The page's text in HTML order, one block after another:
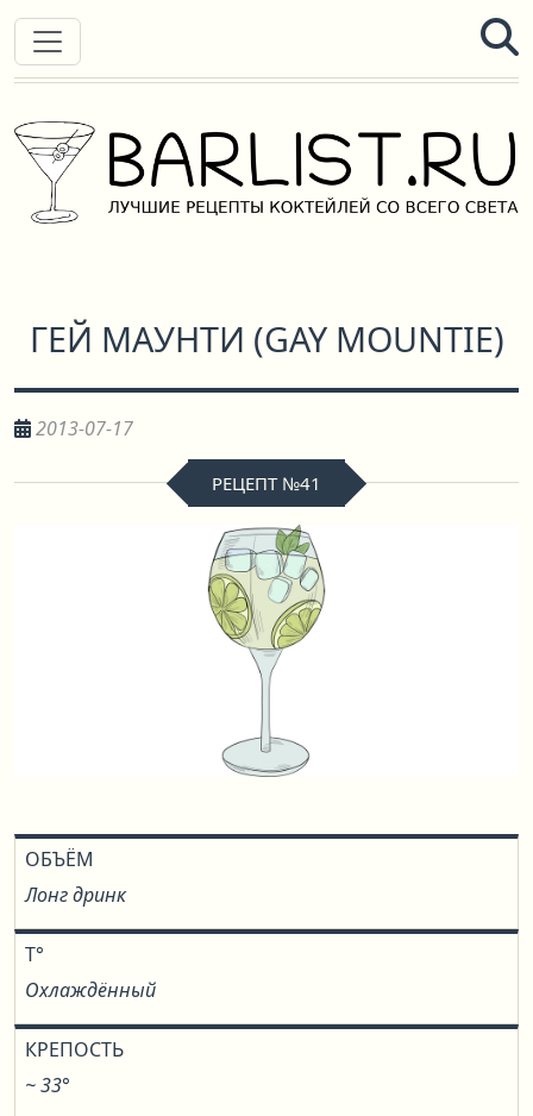
ГЕЙ МАУНТИ (GAY MOUNTIE)
2013-07-17
РЕЦЕПТ №41
ОБЪЁМ
Лонг дринк
T°
Охлаждённый
КРЕПОСТЬ
~ 33°